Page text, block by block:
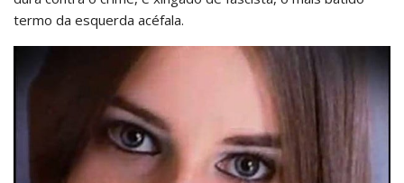
termo da esquerda acéfala.